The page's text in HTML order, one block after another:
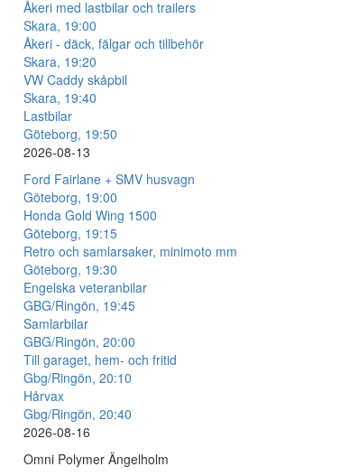
Åkeri med lastbilar och trailers
Skara, 19:00
Åkeri - däck, fälgar och tillbehör
Skara, 19:20
VW Caddy skåpbil
Skara, 19:40
Lastbilar
Göteborg, 19:50
2026-08-13
Ford Fairlane + SMV husvagn
Göteborg, 19:00
Honda Gold Wing 1500
Göteborg, 19:15
Retro och samlarsaker, minimoto mm
Göteborg, 19:30
Engelska veteranbilar
GBG/Ringön, 19:45
Samlarbilar
GBG/Ringön, 20:00
Till garaget, hem- och fritid
Gbg/Ringön, 20:10
Hårvax
Gbg/Ringön, 20:40
2026-08-16
Omni Polymer Ängelholm